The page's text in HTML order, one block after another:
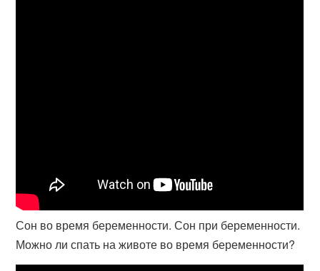
Сон во время беременности. Сон при беременности.
Можно ли спать на животе во время беременности?